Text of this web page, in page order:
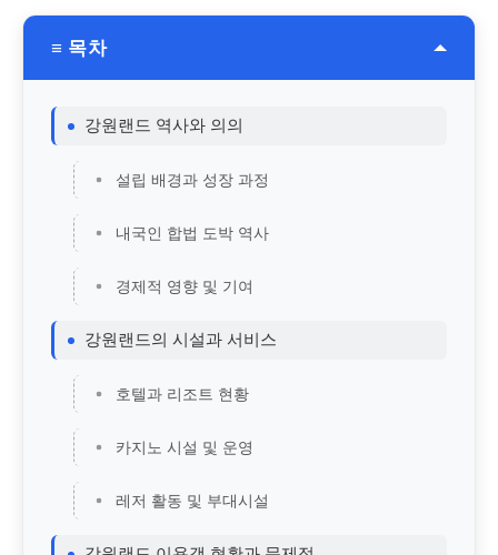
≡ 목차
강원랜드 역사와 의의
설립 배경과 성장 과정
내국인 합법 도박 역사
경제적 영향 및 기여
강원랜드의 시설과 서비스
호텔과 리조트 현황
카지노 시설 및 운영
레저 활동 및 부대시설